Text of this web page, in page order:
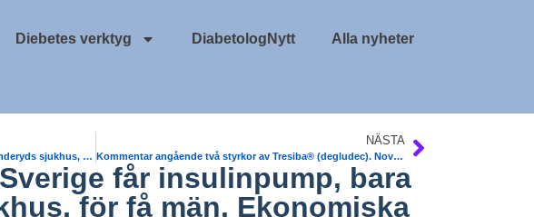
Diebetes verktyg DiabetologNytt Alla nyheter
Våga väga – stöd för överviktiga gravida, Danderyds sjukhus, Våga Väga
NÄSTA
Kommentar angående två styrkor av Tresiba® (degludec). Novo Nordisk
får insulinpump, bara
för få män. Ekonomiska